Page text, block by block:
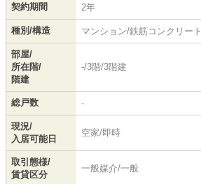
契約期間 2年
種別/構造 マンション/鉄筋コンクリート
部屋/
所在階/
階建
-/3階/3階建
総戸数 -
現況/
入居可能日
空家/即時
取引態様/
賃貸区分
一般媒介/一般